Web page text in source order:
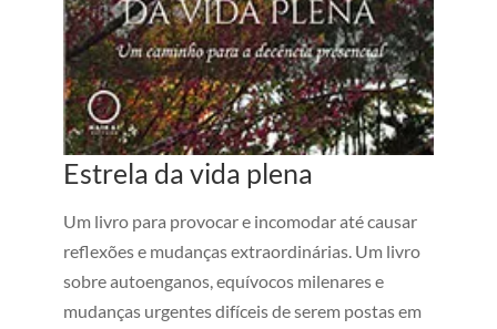
Estrela da vida plena
Um livro para provocar e incomodar até causar
reflexões e mudanças extraordinárias. Um livro
sobre autoenganos, equívocos milenares e
mudanças urgentes difíceis de serem postas em